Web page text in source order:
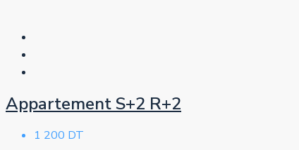
Appartement S+2 R+2
1 200 DT